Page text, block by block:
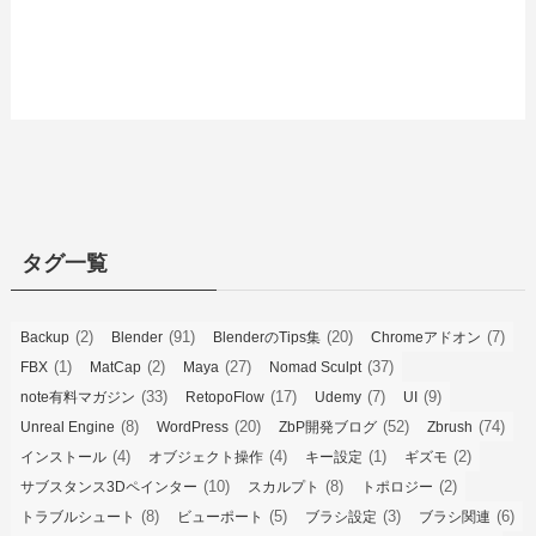
タグ一覧
Backup (2) Blender (91) BlenderのTips集 (20) Chromeアドオン (7)
FBX (1) MatCap (2) Maya (27) Nomad Sculpt(37)
note有料マガジン (33) RetopoFlow (17) Udemy (7) UI (9)
Unreal Engine (8) WordPress (20) ZbP開発ブログ (52) Zbrush (74)
インストール (4) オブジェクト操作 (4) キー設定 (1) ギズモ (2)
サブスタンス3Dペインター (10) スカルプト (8) トポロジー (2)
トラブルシュート (8) ビューポート (5) ブラシ設定 (3) ブラシ関連 (6)